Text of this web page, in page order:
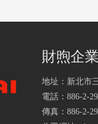
財煦企
地址：新北市
電話：886-2-
傳真：886-2-